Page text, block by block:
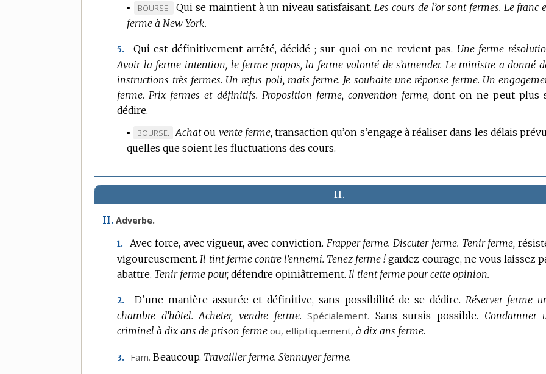
▪
MARQUE
DE
:
BOURSE. Qui se maintient à un niveau satisfaisant. Les cours de l’or sont fermes. Le franc
ferme à New York.
5. Qui est définitivement arrêté, décidé ; sur quoi on ne revient pas. Une ferme
Avoir la ferme intention, le ferme propos, la ferme volonté de s’amender. Le ministre a donné
instructions très fermes. Un refus poli, mais ferme. Je souhaite une réponse ferme. Un
ferme. Prix fermes et définitifs. Proposition ferme, convention ferme, dont on ne peut plus
dédire.
▪
MARQUE
DE
:
BOURSE. Achatou vente ferme, transaction qu’on s’engage à réaliser dans les délais
quelles que soient les fluctuations des cours.
II.
II. Adverbe.
1. Avec force, avec vigueur, avec conviction. Frapper ferme. Discuter ferme. Tenir ferme,
vigoureusement. Il tint ferme contre l’ennemi. Tenez ferme ! gardez courage, ne vous laissez
abattre. Tenir ferme pour, défendre opiniâtrement. Il tient ferme pour cette opinion.
2. D’une manière assurée et définitive, sans possibilité de se dédire. Réserver ferme
chambre d’hôtel. Acheter, vendre ferme. Spécialement. Sans sursis possible. Condamner
criminel à dix ans de prison ferme ou,elliptiquement, à dix ans ferme.
3. Fam. Beaucoup. Travailler ferme. S’ennuyer ferme.